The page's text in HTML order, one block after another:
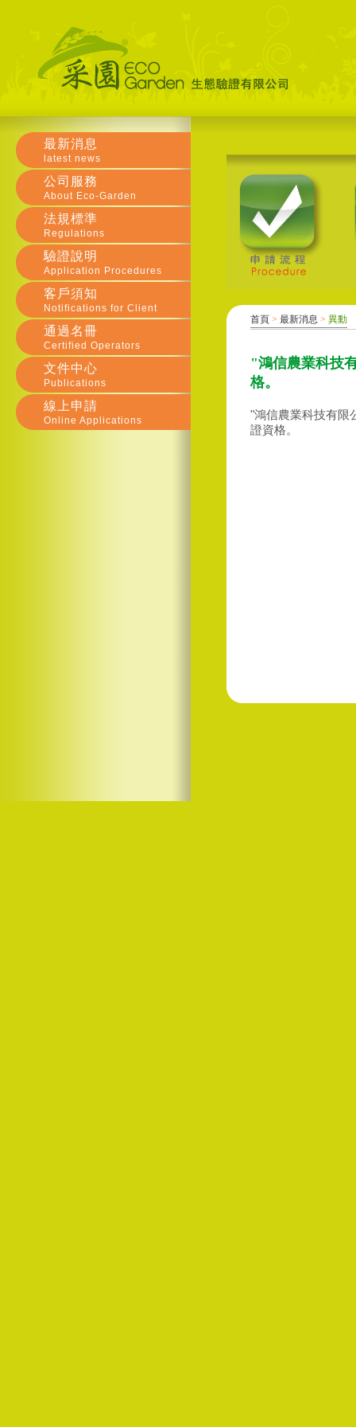
首頁 > 最新消息 > 異動
"鴻信農業科技
格。
"鴻信農業科技有限
證資格。
最新消息
latest news
公司服務
About Eco-Garden
法規標準
Regulations
驗證說明
Application Procedures
客戶須知
Notifications for Client
通過名冊
Certified Operators
文件中心
Publications
線上申請
Online Applications